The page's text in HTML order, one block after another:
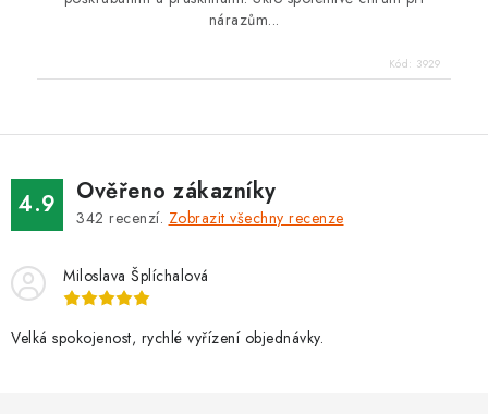
nárazům...
Kód: 3929
4.9 Ověřeno zákazníky
342 recenzí. Zobrazit všechny recenze
Miloslava Šplíchalová
Velká spokojenost, rychlé vyřízení objednávky.